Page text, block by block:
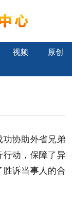
视频
原创
协助外省兄弟
动，保障了异
诉当事人的合